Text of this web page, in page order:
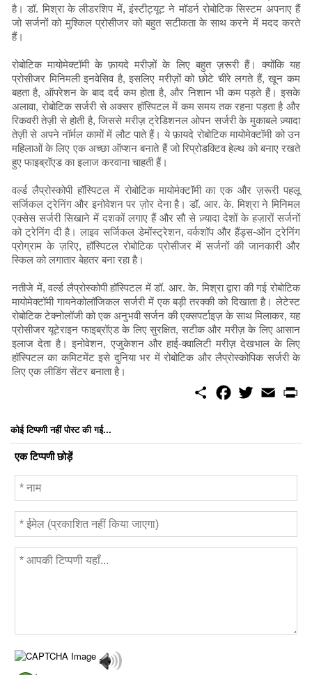
है। डॉ. मिश्रा के लीडरशिप में, इंस्टीट्यूट ने मॉडर्न रोबोटिक सिस्टम अपनाए हैं
जो सर्जनों को मुश्किल प्रोसीजर को बहुत सटीकता के साथ करने में मदद करते
हैं।
रोबोटिक मायोमेक्टॉमी के फ़ायदे मरीज़ों के लिए बहुत ज़रूरी हैं। क्योंकि यह
प्रोसीजर मिनिमली इनवेसिव है, इसलिए मरीज़ों को छोटे चीरे लगते हैं, खून कम
बहता है, ऑपरेशन के बाद दर्द कम होता है, और निशान भी कम पड़ते हैं। इसके
अलावा, रोबोटिक सर्जरी से अक्सर हॉस्पिटल में कम समय तक रहना पड़ता है और
रिकवरी तेज़ी से होती है, जिससे मरीज़ ट्रेडिशनल ओपन सर्जरी के मुकाबले ज़्यादा
तेज़ी से अपने नॉर्मल कामों में लौट पाते हैं। ये फ़ायदे रोबोटिक मायोमेक्टॉमी को उन
महिलाओं के लिए एक अच्छा ऑप्शन बनाते हैं जो रिप्रोडक्टिव हेल्थ को बनाए रखते
हुए फाइब्रॉएड का इलाज करवाना चाहती हैं।
वर्ल्ड लैप्रोस्कोपी हॉस्पिटल में रोबोटिक मायोमेक्टॉमी का एक और ज़रूरी पहलू
सर्जिकल ट्रेनिंग और इनोवेशन पर ज़ोर देना है। डॉ. आर. के. मिश्रा ने मिनिमल
एक्सेस सर्जरी सिखाने में दशकों लगाए हैं और सौ से ज़्यादा देशों के हज़ारों सर्जनों
को ट्रेनिंग दी है। लाइव सर्जिकल डेमोंस्ट्रेशन, वर्कशॉप और हैंड्स-ऑन ट्रेनिंग
प्रोग्राम के ज़रिए, हॉस्पिटल रोबोटिक प्रोसीजर में सर्जनों की जानकारी और
स्किल को लगातार बेहतर बना रहा है।
नतीजे में, वर्ल्ड लैप्रोस्कोपी हॉस्पिटल में डॉ. आर. के. मिश्रा द्वारा की गई रोबोटिक
मायोमेक्टॉमी गायनेकोलॉजिकल सर्जरी में एक बड़ी तरक्की को दिखाता है। लेटेस्ट
रोबोटिक टेक्नोलॉजी को एक अनुभवी सर्जन की एक्सपर्टाइज़ के साथ मिलाकर, यह
प्रोसीजर यूटेराइन फाइब्रॉएड के लिए सुरक्षित, सटीक और मरीज़ के लिए आसान
इलाज देता है। इनोवेशन, एजुकेशन और हाई-क्वालिटी मरीज़ देखभाल के लिए
हॉस्पिटल का कमिटमेंट इसे दुनिया भर में रोबोटिक और लैप्रोस्कोपिक सर्जरी के
लिए एक लीडिंग सेंटर बनाता है।
S
o
w
e
E
m
कोई टिप्पणी नहीं पोस्ट की गई...
एक टिप्पणी छोड़ें